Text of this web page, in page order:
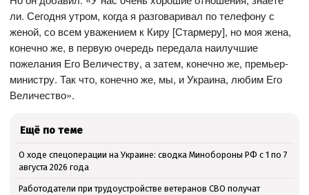
ли. Сегодня утром, когда я разговаривал по телефону с
женой, со всем уважением к Киру [Стармеру], но моя жена,
конечно же, в первую очередь передала наилучшие
пожелания Его Величеству, а затем, конечно же, премьер-
министру. Так что, конечно же, мы, и Украина, любим Его
Величество».
Ещё по теме
О ходе спецоперации на Украине: сводка Минобороны РФ с 1 по 7
августа 2026 года
Работодатели при трудоустройстве ветеранов СВО получат